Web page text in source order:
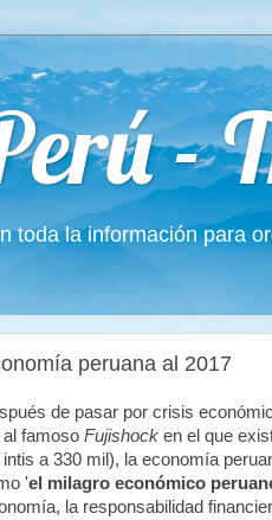
-
toda la información para
peruana al 2017
de pasar por crisis
al famoso Fujishock en el que
intis a 330 mil), la economía
'el milagro económico
la responsabilidad